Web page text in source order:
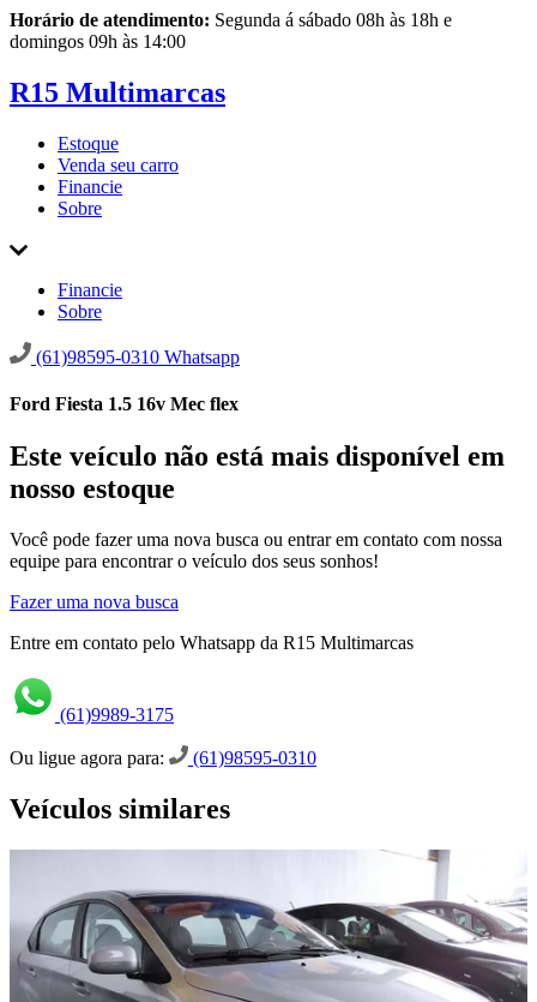
Horário de atendimento: Segunda á sábado 08h às 18h e
domingos 09h às 14:00
R15 Multimarcas
Estoque
Venda seu carro
Financie
Sobre
Financie
Sobre
(61)98595-0310 Whatsapp
Ford Fiesta 1.5 16v Mec flex
Este veículo não está mais disponível em
nosso estoque
Você pode fazer uma nova busca ou entrar em contato com nossa
equipe para encontrar o veículo dos seus sonhos!
Fazer uma nova busca
Entre em contato pelo Whatsapp da R15 Multimarcas
(61)9989-3175
Ou ligue agora para: (61)98595-0310
Veículos similares